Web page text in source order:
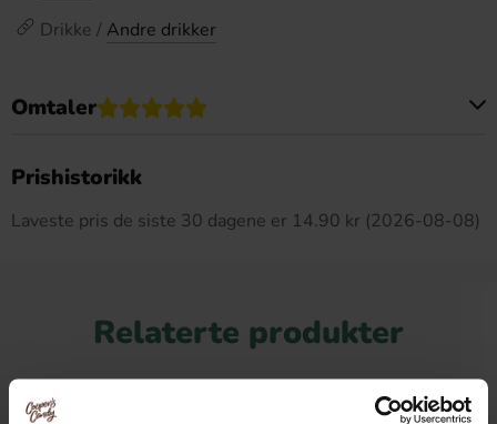
Drikke / Andre drikker
Omtaler
Prishistorikk
Laveste pris de siste 30 dagene er 14.90 kr (2026-08-08)
Relaterte produkter